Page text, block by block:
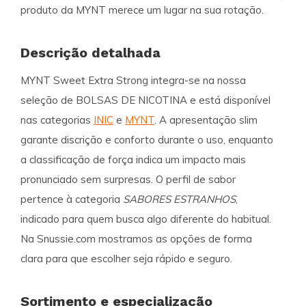
produto da MYNT merece um lugar na sua rotação.
Descrição detalhada
MYNT Sweet Extra Strong integra-se na nossa
seleção de BOLSAS DE NICOTINA e está disponível
nas categorias INIC e MYNT. A apresentação slim
garante discrição e conforto durante o uso, enquanto
a classificação de força indica um impacto mais
pronunciado sem surpresas. O perfil de sabor
pertence à categoria SABORES ESTRANHOS,
indicado para quem busca algo diferente do habitual.
Na Snussie.com mostramos as opções de forma
clara para que escolher seja rápido e seguro.
Sortimento e especialização